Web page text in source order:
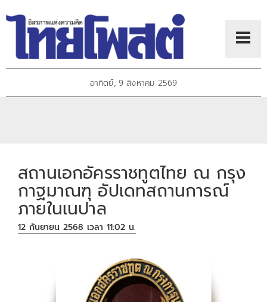
อาทิตย์, 9 สิงหาคม 2569
สถานเอกอัครราชทูตไทย ณ กรุง
กาฐมาณฑุ อัปเดทสถานการณ์
ภายในเนปาล
12 กันยายน 2568 เวลา 11:02 น.